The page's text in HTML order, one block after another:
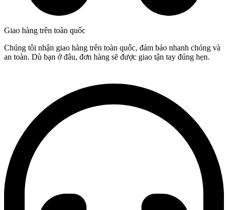
Giao hàng trên toàn quốc
Chúng tôi nhận giao hàng trên toàn quốc, đảm bảo nhanh chóng và
an toàn. Dù bạn ở đâu, đơn hàng sẽ được giao tận tay đúng hẹn.